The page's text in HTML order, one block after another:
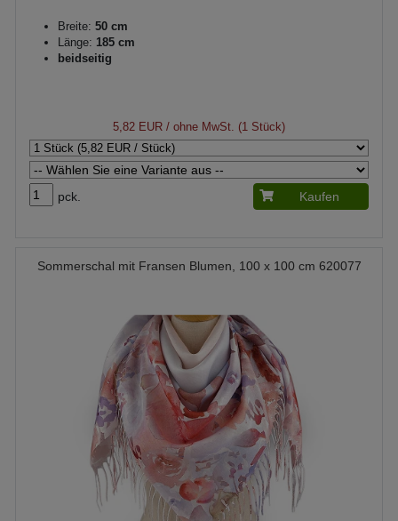
Breite: 50 cm
Länge: 185 cm
beidseitig
5,82 EUR / ohne MwSt. (1 Stück)
pck. Kaufen
Sommerschal mit Fransen Blumen, 100 x 100 cm 620077